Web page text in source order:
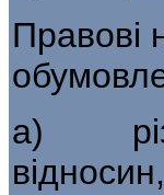
Правові
а)